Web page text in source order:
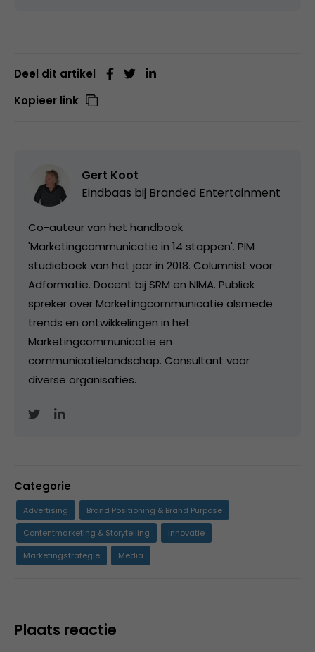
Deel dit artikel
Kopieer link
Gert Koot
Eindbaas bij Branded Entertainment
Co-auteur van het handboek
'Marketingcommunicatie in 14 stappen'. PIM
studieboek van het jaar in 2018. Columnist voor
Adformatie. Docent bij SRM en NIMA. Publiek
spreker over Marketingcommunicatie alsmede
trends en ontwikkelingen in het
Marketingcommunicatie en
communicatielandschap. Consultant voor
diverse organisaties.
Categorie
Advertising
Brand Positioning & Brand Purpose
Contentmarketing & Storytelling
Innovatie
Marketingstrategie
Media
Plaats reactie